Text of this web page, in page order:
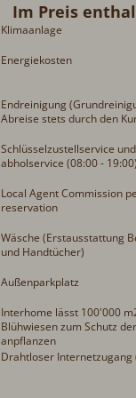
Im Preis
Klimaanlage
Energiekosten
Endreinigung
Abreise stets durch den
Schlüsselzustellservice
abholservice (08:00 - 19:00)
Local Agent Commission
reservation
Wäsche (Erstausstattung
und Handtücher)
Außenparkplatz
Interhome lässt 100'000
Blühwiesen zum Schutz
anpflanzen
Drahtloser Internetzugang